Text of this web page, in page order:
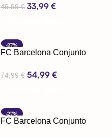
49,99€ 33,99 €
-27%
FC Barcelona Conjunto
74,99€ 54,99 €
-27%
FC Barcelona Conjunto